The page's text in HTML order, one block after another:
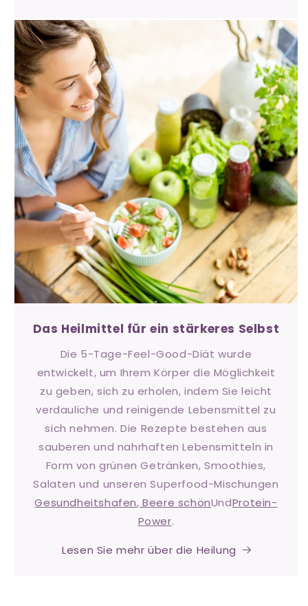
Das Heilmittel für ein stärkeres Selbst
Die 5-Tage-Feel-Good-Diät wurde
entwickelt, um Ihrem Körper die Möglichkeit
zu geben, sich zu erholen, indem Sie leicht
verdauliche und reinigende Lebensmittel zu
sich nehmen. Die Rezepte bestehen aus
sauberen und nahrhaften Lebensmitteln in
Form von grünen Getränken, Smoothies,
Salaten und unseren Superfood-Mischungen
Gesundheitshafen, Beere schönUndProtein-
Power.
Lesen Sie mehr über die Heilung